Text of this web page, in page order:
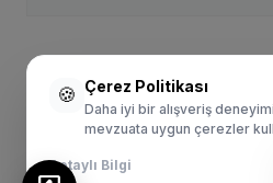
© 2024 Sportie.com.tr.
Gizlilik Politikası
Satış
🍪 Çerez Politikası
Daha iyi bir alışveriş
mevzuata uygun çerezler
Detaylı Bilgi